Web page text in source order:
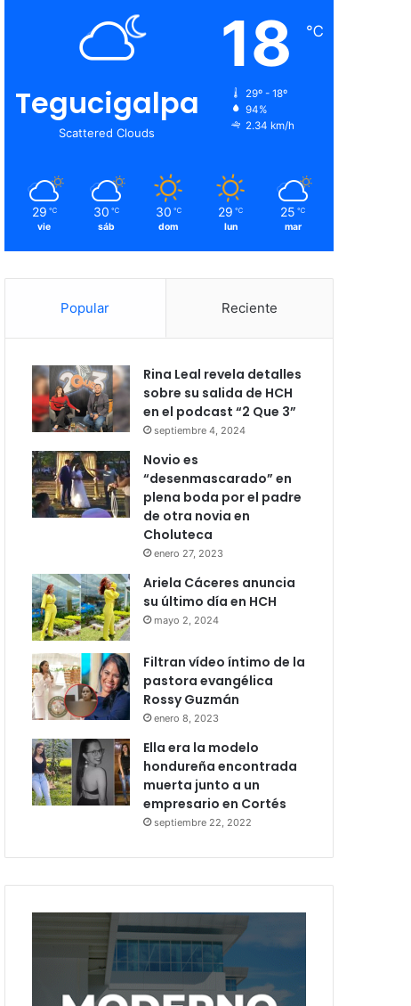
Tegucigalpa
Scattered Clouds
18 ℃
29º - 18º
94%
2.34 km/h
29 ℃
vie
30 ℃
sáb
30 ℃
dom
29 ℃
lun
25 ℃
mar
Popular Reciente
Rina Leal revela detalles
sobre su salida de HCH
en el podcast “2 Que 3”
septiembre 4, 2024
Novio es
“desenmascarado” en
plena boda por el padre
de otra novia en
Choluteca
enero 27, 2023
Ariela Cáceres anuncia
su último día en HCH
mayo 2, 2024
Filtran vídeo íntimo de la
pastora evangélica
Rossy Guzmán
enero 8, 2023
Ella era la modelo
hondureña encontrada
muerta junto a un
empresario en Cortés
septiembre 22, 2022